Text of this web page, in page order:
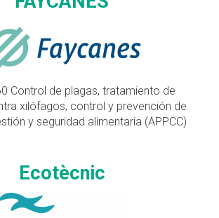
Control de plagas, tratamiento de
xilófagos, control y prevención de
y seguridad alimentaria (APPCC)
Ecotècnic